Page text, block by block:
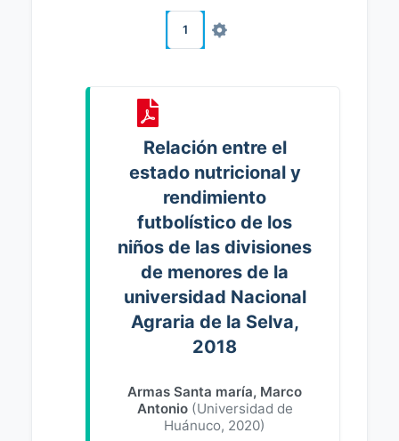
1
Relación entre el
estado nutricional y
rendimiento
futbolístico de los
niños de las divisiones
de menores de la
universidad Nacional
Agraria de la Selva,
2018
Armas Santa maría, Marco
Antonio (Universidad de
Huánuco, 2020)